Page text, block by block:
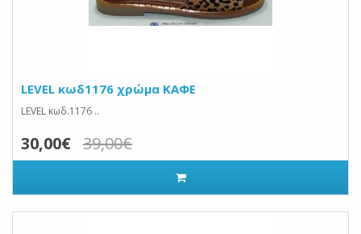
LEVEL κωδ1176 χρώμα ΚΑΦΕ
LEVEL κωδ.1176 ..
30,00€ 39,00€